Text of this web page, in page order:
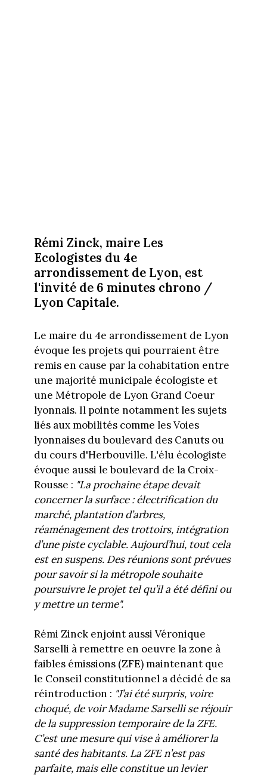
Rémi Zinck, maire Les
Ecologistes du 4e
arrondissement de Lyon, est
l'invité de 6 minutes chrono /
Lyon Capitale.
Le maire du 4e arrondissement de Lyon
évoque les projets qui pourraient être
remis en cause par la cohabitation entre
une majorité municipale écologiste et
une Métropole de Lyon Grand Coeur
lyonnais. Il pointe notamment les sujets
liés aux mobilités comme les Voies
lyonnaises du boulevard des Canuts ou
du cours d'Herbouville. L'élu écologiste
évoque aussi le boulevard de la Croix-
Rousse : "La prochaine étape devait
concerner la surface : électrification du
marché, plantation d’arbres,
réaménagement des trottoirs, intégration
d’une piste cyclable. Aujourd’hui, tout cela
est en suspens. Des réunions sont prévues
pour savoir si la métropole souhaite
poursuivre le projet tel qu’il a été défini ou
y mettre un terme".
Rémi Zinck enjoint aussi Véronique
Sarselli à remettre en oeuvre la zone à
faibles émissions (ZFE) maintenant que
le Conseil constitutionnel a décidé de sa
réintroduction : "J’ai été surpris, voire
choqué, de voir Madame Sarselli se réjouir
de la suppression temporaire de la ZFE.
C’est une mesure qui vise à améliorer la
santé des habitants. La ZFE n’est pas
parfaite, mais elle constitue un levier